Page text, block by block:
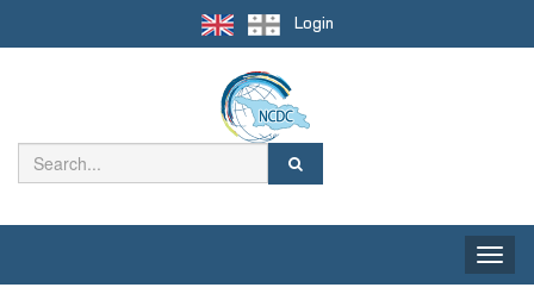
Login
Toggle